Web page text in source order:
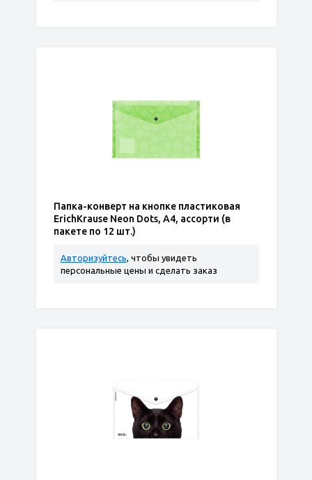
Папка-конверт на кнопке пластиковая
ErichKrause Neon Dots, A4, ассорти (в
пакете по 12 шт.)
Авторизуйтесь, чтобы увидеть
персональные цены и сделать заказ